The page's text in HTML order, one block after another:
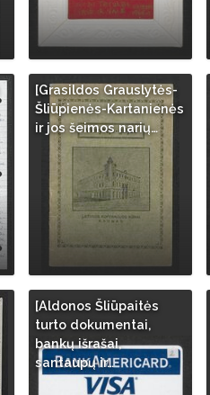
[Grasildos Grauslytės-
Šliūpienės-Kartanienės
ir jos šeimos narių…
[Aldonos Šliūpaitės
turto dokumentai,
bankų išrašai,
santaupų ir…